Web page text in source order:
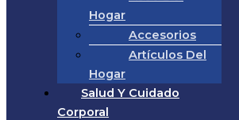
Hogar
Accesorios
Artículos Del
Hogar
Salud Y Cuidado
Corporal